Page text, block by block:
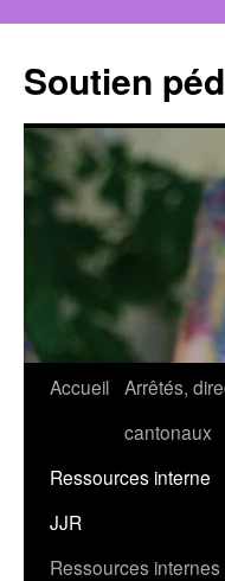
contenu
Soutien
Accueil Arrêtés,
cantonaux
Ressources interne
JJR
Ressources internes